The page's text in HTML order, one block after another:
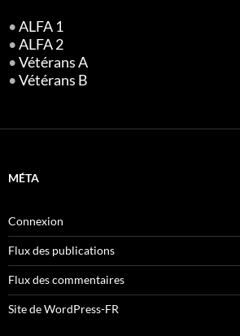
•ALFA 1
•ALFA 2
•Vétérans A
•Vétérans B
MÉTA
Connexion
Flux des publications
Flux des commentaires
Site de WordPress-FR